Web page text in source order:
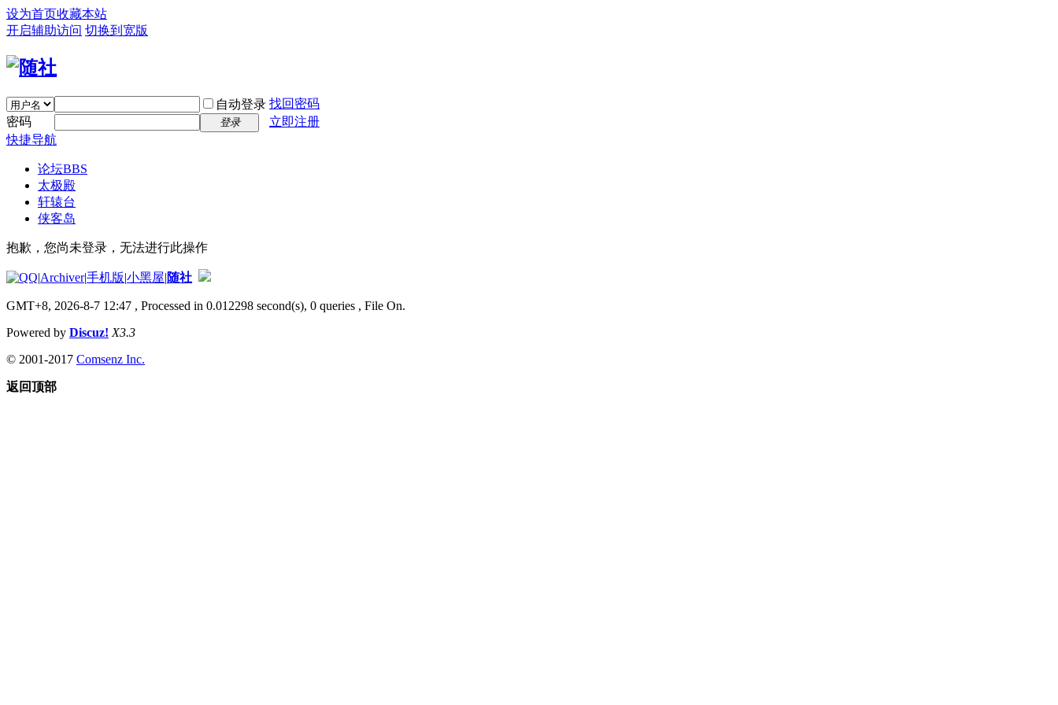
设为首页收藏本站
开启辅助访问 切换到宽版
自动登录 找回密码
密码
登录
立即注册
快捷导航
论坛BBS
太极殿
轩辕台
侠客岛
抱歉，您尚未登录，无法进行此操作
|Archiver|手机版|小黑屋|随社
GMT+8, 2026-8-7 12:47 , Processed in 0.012298 second(s), 0 queries , File On.
Powered by Discuz! X3.3
© 2001-2017 Comsenz Inc.
返回顶部